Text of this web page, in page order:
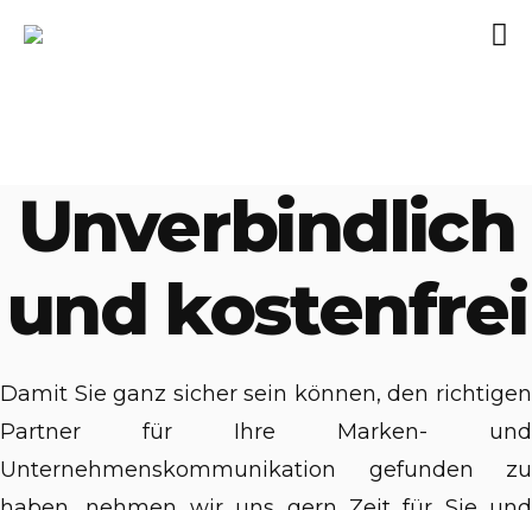
Unverbindlich
und kostenfrei
Damit Sie ganz sicher sein können, den richtigen
Partner für Ihre Marken- und
Unternehmenskommunikation gefunden zu